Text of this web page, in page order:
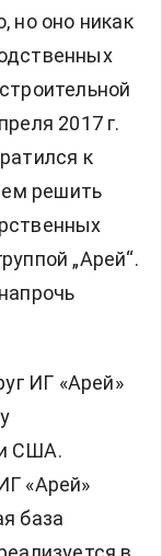
но оно никак
2017 г.
к
решить
„Арей“.
ИГ «Арей»
США.
«Арей»
база